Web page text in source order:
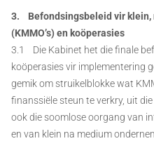
3. Befondsingsbeleid vir klein,
(KMMO’s) en koöperasies
3.1 Die Kabinet het die finale
koöperasies vir implementering
gemik om struikelblokke wat
finanssiële steun te verkry, uit
ook die soomlose oorgang van
en van klein na medium